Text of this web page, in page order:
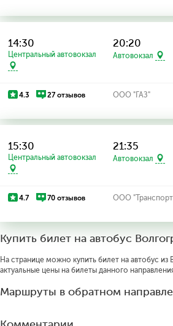
14:30
Центральный автовокзал
20:20
Автовокзал
4.3 27 отзывов ООО "ГАЗ"
15:30
Центральный автовокзал
21:35
Автовокзал
4.7 70 отзывов ООО
Купить билет на автобус
На странице можно купить билет на автобус
актуальные цены на билеты данного
Маршруты в обратном